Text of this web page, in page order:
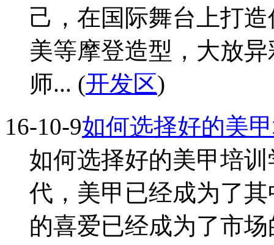
己，在国际舞台上打
美等摩登造型，大放
师... (开发区)
16-10-9如何选择好的美
如何选择好的美甲培
代，美甲已经成为了
的喜爱已经成为了市